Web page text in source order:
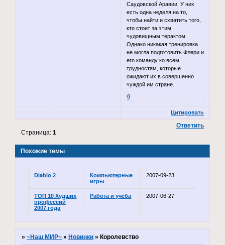
Саудовской Аравии. У них
есть одна неделя на то,
чтобы найти и схватить того,
кто стоит за этим
чудовищным терактом.
Однако никакая тренировка
не могла подготовить Флери и
его команду ко всем
трудностям, которые
ожидают их в совершенно
чуждой им стране.
0
Цитировать
Ответить
Страница:1
Похожие темы
Diablo 2
Компьютерные
игры
2007-09-23
ТОП 10 Худших
профессий
2007 года
Работа и учёба 2007-06-27
»~Наш МИР~ » Новинки » Королевство